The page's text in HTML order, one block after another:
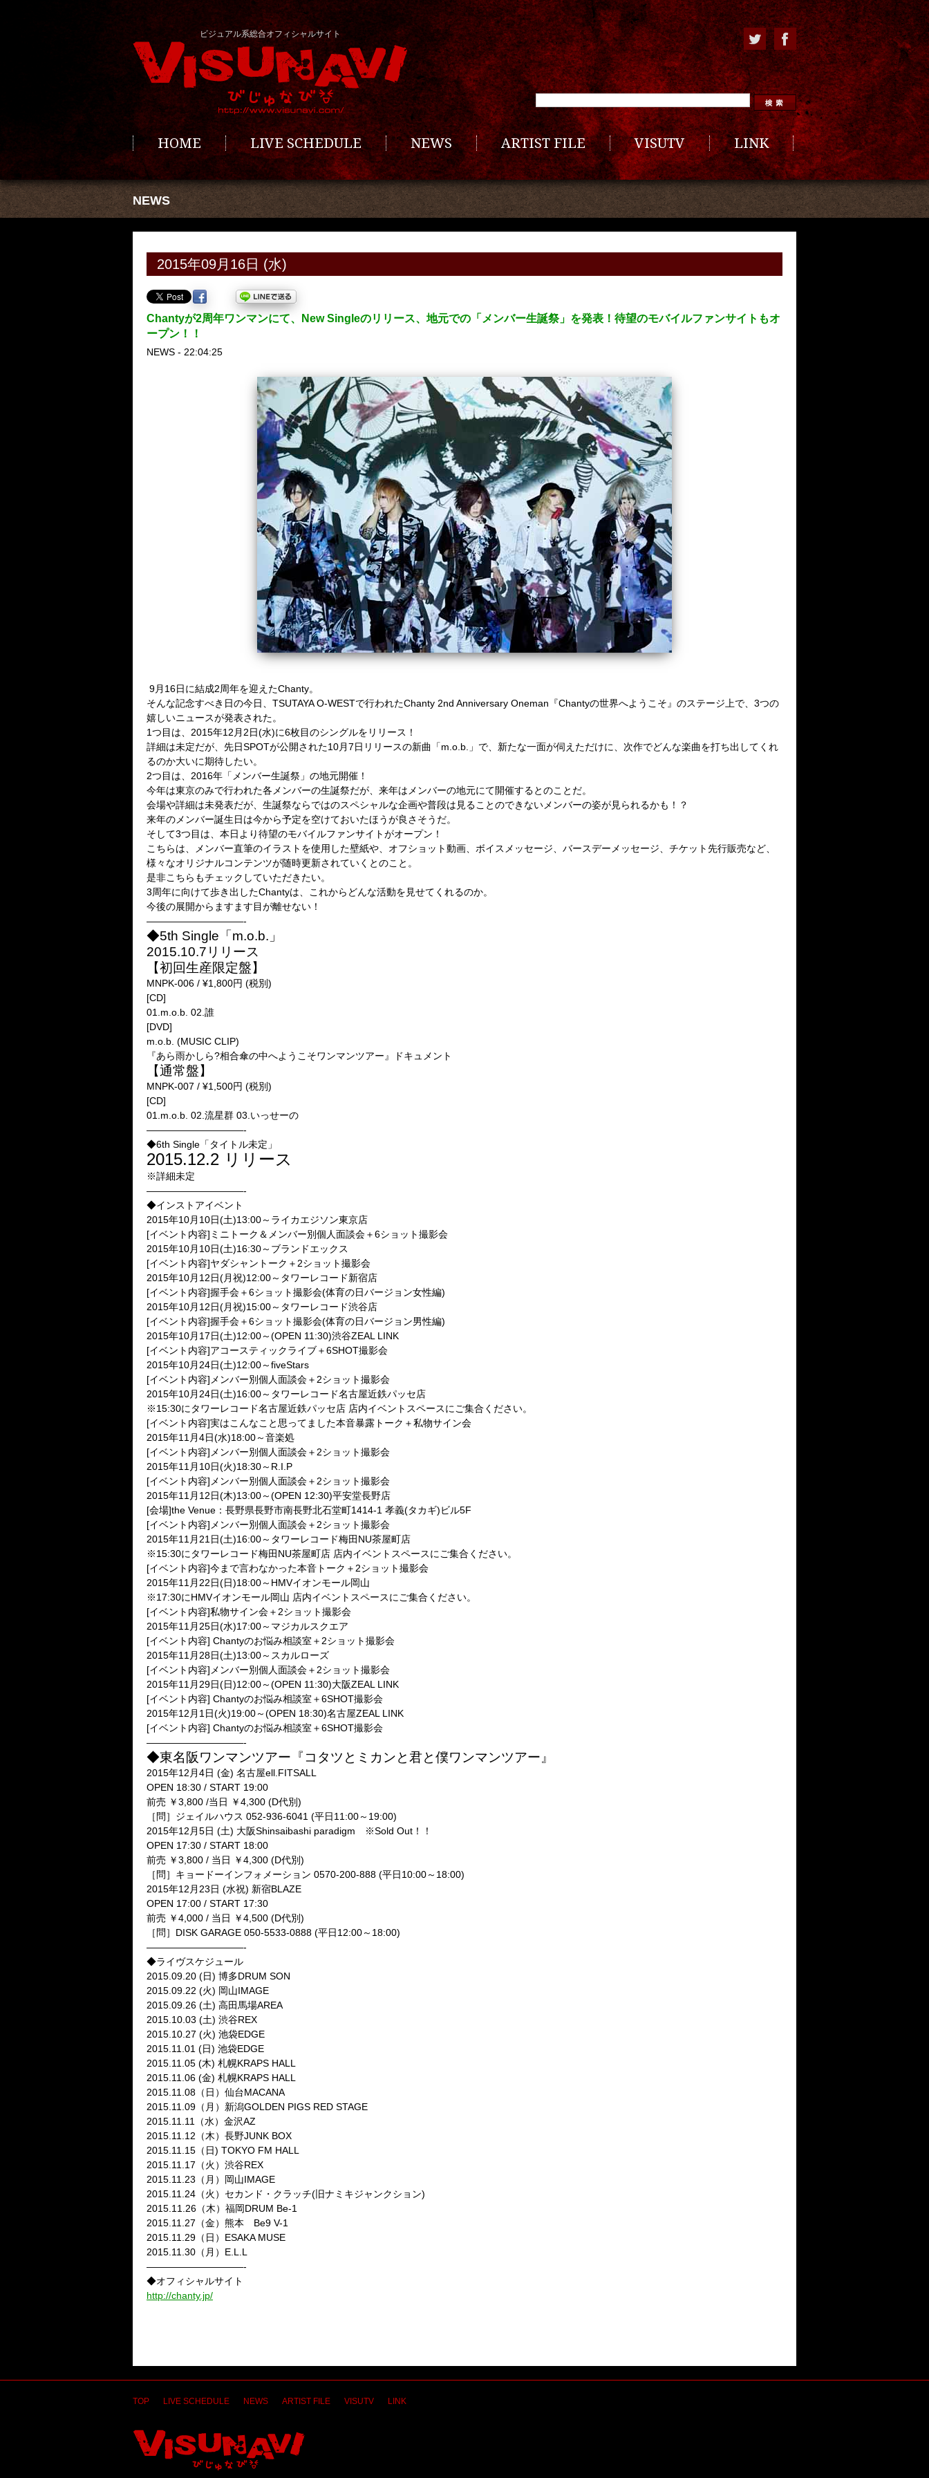
ビジュアル系総合オフィシャルサイト
HOME LIVE SCHEDULE NEWS ARTIST FILE VISUTV LINK
NEWS
2015年09月16日 (水)
Chantyが2周年ワンマンにて、New Singleのリリース、地元での「メンバー生誕祭」を発表！待望のモバイルファンサイトもオ
ープン！！
NEWS - 22:04:25
9月16日に結成2周年を迎えたChanty。
そんな記念すべき日の今日、TSUTAYA O-WESTで行われたChanty 2nd Anniversary Oneman『Chantyの世界へようこそ』のステージ上で、3つの
嬉しいニュースが発表された。
1つ目は、2015年12月2日(水)に6枚目のシングルをリリース！
詳細は未定だが、先日SPOTが公開された10月7日リリースの新曲「m.o.b.」で、新たな一面が伺えただけに、次作でどんな楽曲を打ち出してくれ
るのか大いに期待したい。
2つ目は、2016年「メンバー生誕祭」の地元開催！
今年は東京のみで行われた各メンバーの生誕祭だが、来年はメンバーの地元にて開催するとのことだ。
会場や詳細は未発表だが、生誕祭ならではのスペシャルな企画や普段は見ることのできないメンバーの姿が見られるかも！？
来年のメンバー誕生日は今から予定を空けておいたほうが良さそうだ。
そして3つ目は、本日より待望のモバイルファンサイトがオープン！
こちらは、メンバー直筆のイラストを使用した壁紙や、オフショット動画、ボイスメッセージ、バースデーメッセージ、チケット先行販売など、
様々なオリジナルコンテンツが随時更新されていくとのこと。
是非こちらもチェックしていただきたい。
3周年に向けて歩き出したChantyは、これからどんな活動を見せてくれるのか。
今後の展開からますます目が離せない！
——————————-
◆5th Single「m.o.b.」
2015.10.7リリース
【初回生産限定盤】
MNPK-006 / ¥1,800円 (税別)
[CD]
01.m.o.b. 02.誰
[DVD]
m.o.b. (MUSIC CLIP)
『あら雨かしら?相合傘の中へようこそワンマンツアー』ドキュメント
【通常盤】
MNPK-007 / ¥1,500円 (税別)
[CD]
01.m.o.b. 02.流星群 03.いっせーの
——————————-
◆6th Single「タイトル未定」
2015.12.2 リリース
※詳細未定
——————————-
◆インストアイベント
2015年10月10日(土)13:00～ライカエジソン東京店
[イベント内容]ミニトーク＆メンバー別個人面談会＋6ショット撮影会
2015年10月10日(土)16:30～ブランドエックス
[イベント内容]ヤダシャントーク＋2ショット撮影会
2015年10月12日(月祝)12:00～タワーレコード新宿店
[イベント内容]握手会＋6ショット撮影会(体育の日バージョン女性編)
2015年10月12日(月祝)15:00～タワーレコード渋谷店
[イベント内容]握手会＋6ショット撮影会(体育の日バージョン男性編)
2015年10月17日(土)12:00～(OPEN 11:30)渋谷ZEAL LINK
[イベント内容]アコースティックライブ＋6SHOT撮影会
2015年10月24日(土)12:00～fiveStars
[イベント内容]メンバー別個人面談会＋2ショット撮影会
2015年10月24日(土)16:00～タワーレコード名古屋近鉄パッセ店
※15:30にタワーレコード名古屋近鉄パッセ店 店内イベントスペースにご集合ください。
[イベント内容]実はこんなこと思ってました本音暴露トーク＋私物サイン会
2015年11月4日(水)18:00～音楽処
[イベント内容]メンバー別個人面談会＋2ショット撮影会
2015年11月10日(火)18:30～R.I.P
[イベント内容]メンバー別個人面談会＋2ショット撮影会
2015年11月12日(木)13:00～(OPEN 12:30)平安堂長野店
[会場]the Venue：長野県長野市南長野北石堂町1414-1 孝義(タカギ)ビル5F
[イベント内容]メンバー別個人面談会＋2ショット撮影会
2015年11月21日(土)16:00～タワーレコード梅田NU茶屋町店
※15:30にタワーレコード梅田NU茶屋町店 店内イベントスペースにご集合ください。
[イベント内容]今まで言わなかった本音トーク＋2ショット撮影会
2015年11月22日(日)18:00～HMVイオンモール岡山
※17:30にHMVイオンモール岡山 店内イベントスペースにご集合ください。
[イベント内容]私物サイン会＋2ショット撮影会
2015年11月25日(水)17:00～マジカルスクエア
[イベント内容] Chantyのお悩み相談室＋2ショット撮影会
2015年11月28日(土)13:00～スカルローズ
[イベント内容]メンバー別個人面談会＋2ショット撮影会
2015年11月29日(日)12:00～(OPEN 11:30)大阪ZEAL LINK
[イベント内容] Chantyのお悩み相談室＋6SHOT撮影会
2015年12月1日(火)19:00～(OPEN 18:30)名古屋ZEAL LINK
[イベント内容] Chantyのお悩み相談室＋6SHOT撮影会
——————————-
◆東名阪ワンマンツアー『コタツとミカンと君と僕ワンマンツアー』
2015年12月4日 (金) 名古屋ell.FITSALL
OPEN 18:30 / START 19:00
前売 ￥3,800 /当日 ￥4,300 (D代別)
［問］ジェイルハウス 052-936-6041 (平日11:00～19:00)
2015年12月5日 (土) 大阪Shinsaibashi paradigm ※Sold Out！！
OPEN 17:30 / START 18:00
前売 ￥3,800 / 当日 ￥4,300 (D代別)
［問］キョードーインフォメーション 0570-200-888 (平日10:00～18:00)
2015年12月23日 (水祝) 新宿BLAZE
OPEN 17:00 / START 17:30
前売 ￥4,000 / 当日 ￥4,500 (D代別)
［問］DISK GARAGE 050-5533-0888 (平日12:00～18:00)
——————————-
◆ライヴスケジュール
2015.09.20 (日) 博多DRUM SON
2015.09.22 (火) 岡山IMAGE
2015.09.26 (土) 高田馬場AREA
2015.10.03 (土) 渋谷REX
2015.10.27 (火) 池袋EDGE
2015.11.01 (日) 池袋EDGE
2015.11.05 (木) 札幌KRAPS HALL
2015.11.06 (金) 札幌KRAPS HALL
2015.11.08（日）仙台MACANA
2015.11.09（月）新潟GOLDEN PIGS RED STAGE
2015.11.11（水）金沢AZ
2015.11.12（木）長野JUNK BOX
2015.11.15（日) TOKYO FM HALL
2015.11.17（火）渋谷REX
2015.11.23（月）岡山IMAGE
2015.11.24（火）セカンド・クラッチ(旧ナミキジャンクション)
2015.11.26（木）福岡DRUM Be-1
2015.11.27（金）熊本 Be9 V-1
2015.11.29（日）ESAKA MUSE
2015.11.30（月）E.L.L
——————————-
◆オフィシャルサイト
http://chanty.jp/
TOP LIVE SCHEDULE NEWS ARTIST FILE VISUTV LINK